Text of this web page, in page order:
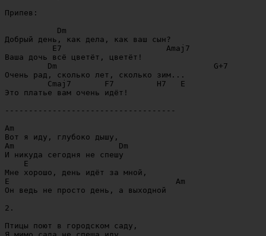
Припев:
           Dm
Добрый день, как дела, как ваш сын?
          E7                      Amaj7
Ваша дочь всё цветёт, цветёт!
         Dm                                 G+7
Очень рад, сколько лет, сколько зим...
         Cmaj7       F7         H7   E
Это платье вам очень идёт!
------------------------------------
Am
Вот я иду, глубоко дышу,
Am                      Dm
И никуда сегодня не спешу
    E
Мне хорошо, день идёт за мной,
E                                   Am
Он ведь не просто день, а выходной
2.
Птицы поют в городском саду,